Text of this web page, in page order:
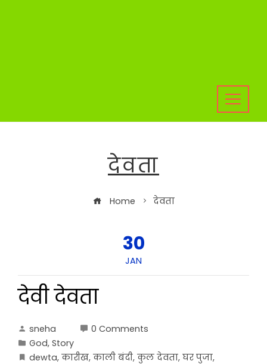
देवता
Home देवता
30
JAN
देवी देवता
sneha
0 Comments
God, Story
dewta, कारीख, काली बंदी, कुल देवता, घर पुजा,